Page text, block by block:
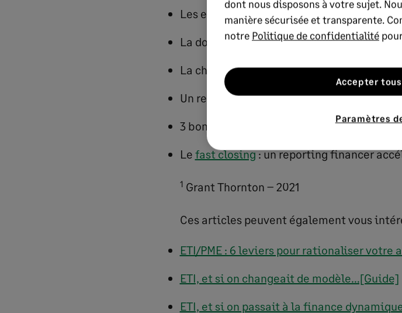
Les enjeux du reporting
La donnée, matière première
La chaîne de valeur, essentielle pour une
Un reporting à l’échelle de l’écosystème
3 bonnes pratiques pour un système
Le fast closing: un reporting financer
1 Grant Thornton – 2021
Ces articles peuvent également vous
ETI/PME : 6 leviers pour rationaliser votre
ETI, et si on changeait de modèle…[Guide]
ETI, et si on passait à la finance
dont nous disposons à votre sujet.
manière sécurisée et transparente.
notre Politique de confidentialité
Paramètres
Accepter